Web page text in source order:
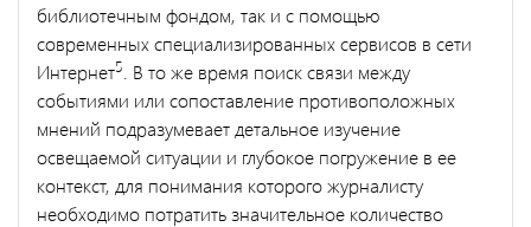
библиотечным фондом, так и с помощью
современных специализированных сервисов в сети
Интернет5 . В то же время поиск связи между
событиями или сопоставление противоположных
мнений подразумевает детальное изучение
освещаемой ситуации и глубокое погружение в ее
контекст, для понимания которого журналисту
необходимо потратить значительное количество